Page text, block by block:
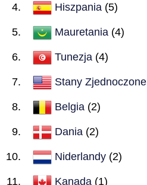
Hiszpania (5)
Mauretania (4)
Tunezja (4)
Stany Zjednoczone
Belgia (2)
Dania (2)
Niderlandy (2)
Kanada (1)